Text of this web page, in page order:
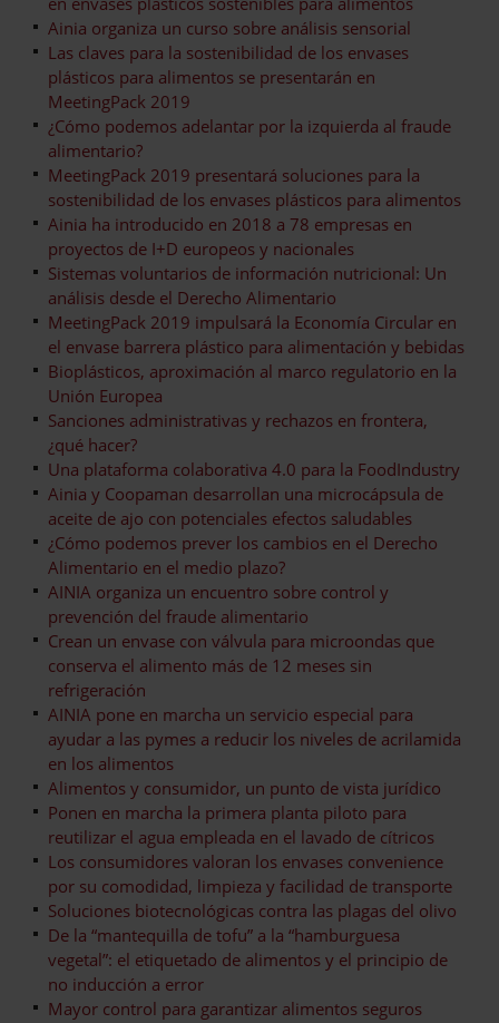
Ainia organiza un curso sobre análisis sensorial
Las claves para la sostenibilidad de los envases
plásticos para alimentos se presentarán en
MeetingPack 2019
¿Cómo podemos adelantar por la izquierda al fraude
alimentario?
MeetingPack 2019 presentará soluciones para la
sostenibilidad de los envases plásticos para alimentos
Ainia ha introducido en 2018 a 78 empresas en
proyectos de I+D europeos y nacionales
Sistemas voluntarios de información nutricional: Un
análisis desde el Derecho Alimentario
MeetingPack 2019 impulsará la Economía Circular en
el envase barrera plástico para alimentación y bebidas
Bioplásticos, aproximación al marco regulatorio en la
Unión Europea
Sanciones administrativas y rechazos en frontera,
¿qué hacer?
Una plataforma colaborativa 4.0 para la FoodIndustry
Ainia y Coopaman desarrollan una microcápsula de
aceite de ajo con potenciales efectos saludables
¿Cómo podemos prever los cambios en el Derecho
Alimentario en el medio plazo?
AINIA organiza un encuentro sobre control y
prevención del fraude alimentario
Crean un envase con válvula para microondas que
conserva el alimento más de 12 meses sin
refrigeración
AINIA pone en marcha un servicio especial para
ayudar a las pymes a reducir los niveles de acrilamida
en los alimentos
Alimentos y consumidor, un punto de vista jurídico
Ponen en marcha la primera planta piloto para
reutilizar el agua empleada en el lavado de cítricos
Los consumidores valoran los envases convenience
por su comodidad, limpieza y facilidad de transporte
Soluciones biotecnológicas contra las plagas del olivo
De la “mantequilla de tofu” a la “hamburguesa
vegetal”: el etiquetado de alimentos y el principio de
no inducción a error
Mayor control para garantizar alimentos seguros